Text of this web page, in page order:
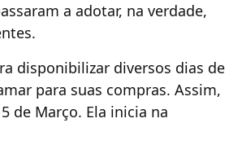
a adotar, na verdade,
disponibilizar diversos dias de
para suas compras. Assim,
de Março. Ela inicia na